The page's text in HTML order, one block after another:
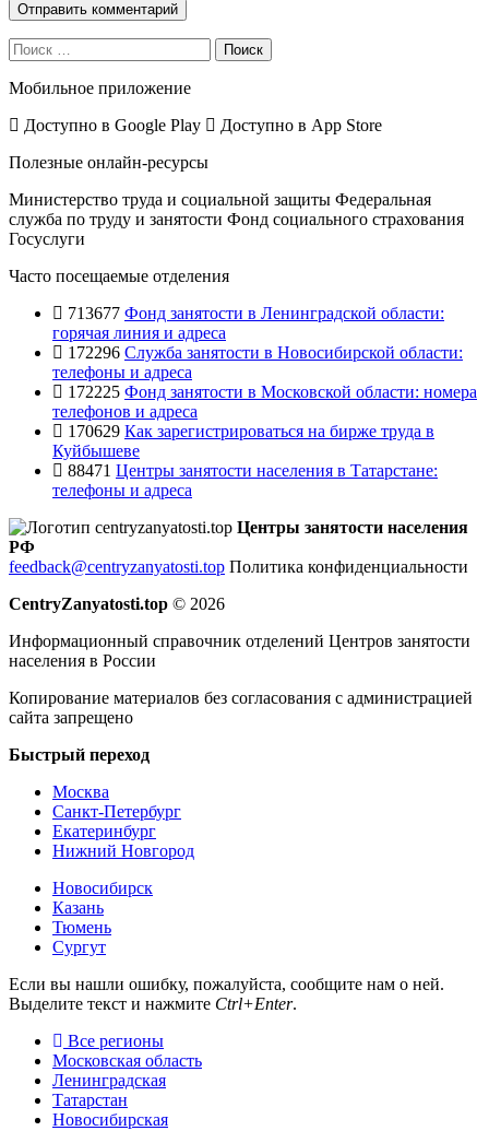
Поиск
Мобильное приложение
Доступно в Google Play Доступно в App Store
Полезные онлайн-ресурсы
Министерство труда и социальной защиты Федеральная
служба по труду и занятости Фонд социального страхования
Госуслуги
Часто посещаемые отделения
713677 Фонд занятости в Ленинградской области:
горячая линия и адреса
172296 Служба занятости в Новосибирской области:
телефоны и адреса
172225 Фонд занятости в Московской области: номера
телефонов и адреса
170629 Как зарегистрироваться на бирже труда в
Куйбышеве
88471 Центры занятости населения в Татарстане:
телефоны и адреса
Центры занятости населения
РФ
feedback@centryzanyatosti.top Политика конфиденциальности
CentryZanyatosti.top © 2026
Информационный справочник отделений Центров занятости
населения в России
Копирование материалов без согласования с администрацией
сайта запрещено
Быстрый переход
Москва
Санкт-Петербург
Екатеринбург
Нижний Новгород
Новосибирск
Казань
Тюмень
Сургут
Если вы нашли ошибку, пожалуйста, сообщите нам о ней.
Выделите текст и нажмите Ctrl+Enter.
Все регионы
Московская область
Ленинградская
Татарстан
Новосибирская